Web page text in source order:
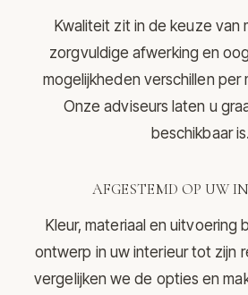
Kwaliteit zit in de keuze van
zorgvuldige afwerking en
mogelijkheden verschillen per
Onze adviseurs laten u
beschikbaar is.
AFGESTEMD OP UW
Kleur, materiaal en uitvoering
ontwerp in uw interieur tot zijn
vergelijken we de opties en